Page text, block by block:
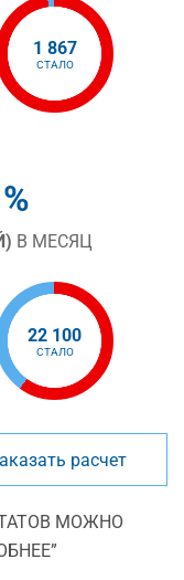
1 867
СТАЛО
%
В МЕСЯЦ
22 100
СТАЛО
расчет
МОЖНО